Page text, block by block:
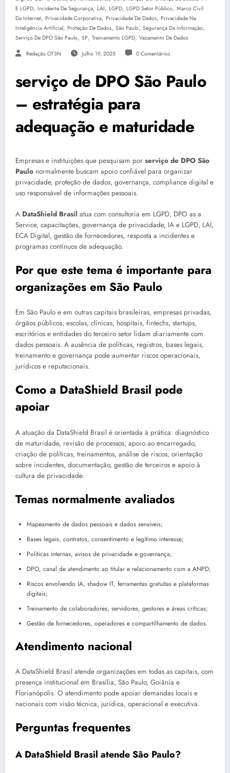
E LGPD, Incidente De Segurança, LAI, LGPD, LGPD Setor Público, Marco Civil
Da Internet, Privacidade Corporativa, Privacidade De Dados, Privacidade Na
Inteligência Artificial, Proteção De Dados, São Paulo, Segurança Da Informação,
Serviço De DPO São Paulo, SP, Treinamento LGPD, Vazamento De Dados
Redação OT3N Julho 19, 2025 0 Comentários
serviço de DPO São Paulo
– estratégia para
adequação e maturidade
Empresas e instituições que pesquisam por serviço de DPO São
Paulo normalmente buscam apoio confiável para organizar
privacidade, proteção de dados, governança, compliance digital e
uso responsável de informações pessoais.
A DataShield Brasil atua com consultoria em LGPD, DPO as a
Service, capacitações, governança de privacidade, IA e LGPD, LAI,
ECA Digital, gestão de fornecedores, resposta a incidentes e
programas contínuos de adequação.
Por que este tema é importante para
organizações em São Paulo
Em São Paulo e em outras capitais brasileiras, empresas privadas,
órgãos públicos, escolas, clínicas, hospitais, fintechs, startups,
escritórios e entidades do terceiro setor lidam diariamente com
dados pessoais. A ausência de políticas, registros, bases legais,
treinamento e governança pode aumentar riscos operacionais,
jurídicos e reputacionais.
Como a DataShield Brasil pode
apoiar
A atuação da DataShield Brasil é orientada à prática: diagnóstico
de maturidade, revisão de processos, apoio ao encarregado,
criação de políticas, treinamentos, análise de riscos, orientação
sobre incidentes, documentação, gestão de terceiros e apoio à
cultura de privacidade.
Temas normalmente avaliados
Mapeamento de dados pessoais e dados sensíveis;
Bases legais, contratos, consentimento e legítimo interesse;
Políticas internas, avisos de privacidade e governança;
DPO, canal de atendimento ao titular e relacionamento com a ANPD;
Riscos envolvendo IA, shadow IT, ferramentas gratuitas e plataformas
digitais;
Treinamento de colaboradores, servidores, gestores e áreas críticas;
Gestão de fornecedores, operadores e compartilhamento de dados.
Atendimento nacional
A DataShield Brasil atende organizações em todas as capitais, com
presença institucional em Brasília, São Paulo, Goiânia e
Florianópolis. O atendimento pode apoiar demandas locais e
nacionais com visão técnica, jurídica, operacional e executiva.
Perguntas frequentes
A DataShield Brasil atende São Paulo?